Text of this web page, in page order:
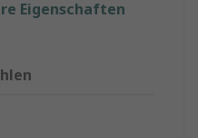
Eigenschaften